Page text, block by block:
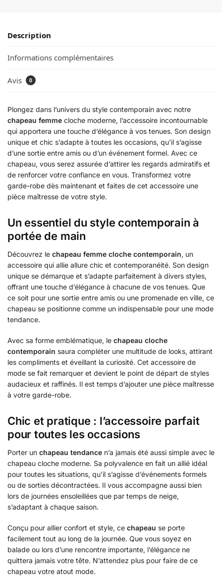
Description
Informations complémentaires
Avis 0
Plongez dans l’univers du style contemporain avec notre
chapeau femme cloche moderne, l’accessoire incontournable
qui apportera une touche d’élégance à vos tenues. Son design
unique et chic s’adapte à toutes les occasions, qu’il s’agisse
d’une sortie entre amis ou d’un événement formel. Avec ce
chapeau, vous serez assurée d’attirer les regards admiratifs et
de renforcer votre confiance en vous. Transformez votre
garde-robe dès maintenant et faites de cet accessoire une
pièce maîtresse de votre style.
Un essentiel du style contemporain à
portée de main
Découvrez le chapeau femme cloche contemporain, un
accessoire qui allie allure chic et contemporanéité. Son design
unique se démarque et s’adapte parfaitement à divers styles,
offrant une touche d’élégance à chacune de vos tenues. Que
ce soit pour une sortie entre amis ou une promenade en ville, ce
chapeau se positionne comme un indispensable pour une mode
tendance.
Avec sa forme emblématique, le chapeau cloche
contemporain saura compléter une multitude de looks, attirant
les compliments et éveillant la curiosité. Cet accessoire de
mode se fait remarquer et devient le point de départ de styles
audacieux et raffinés. Il est temps d’ajouter une pièce maîtresse
à votre garde-robe.
Chic et pratique : l’accessoire parfait
pour toutes les occasions
Porter un chapeau tendance n’a jamais été aussi simple avec le
chapeau cloche moderne. Sa polyvalence en fait un allié idéal
pour toutes les situations, qu’il s’agisse d’événements formels
ou de sorties décontractées. Il vous accompagne aussi bien
lors de journées ensoleillées que par temps de neige,
s’adaptant à chaque saison.
Conçu pour allier confort et style, ce chapeau se porte
facilement tout au long de la journée. Que vous soyez en
balade ou lors d’une rencontre importante, l’élégance ne
quittera jamais votre tête. N’attendez plus pour faire de ce
chapeau votre atout mode.